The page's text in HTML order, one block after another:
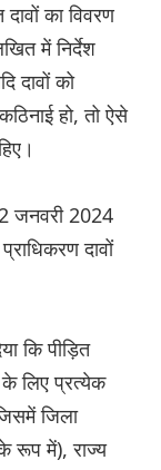
का विवरण
में निर्देश
दावों को
हो, तो ऐसे
जनवरी 2024
दावों
कि पीड़ित
के लिए प्रत्येक
जिला
रूप में), राज्य